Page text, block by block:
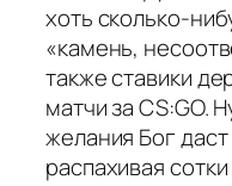
хоть сколько-
«камень,
также ставики
матчи за CS:GO.
желания Бог
распахивая